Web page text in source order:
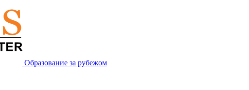
Образование за рубежом